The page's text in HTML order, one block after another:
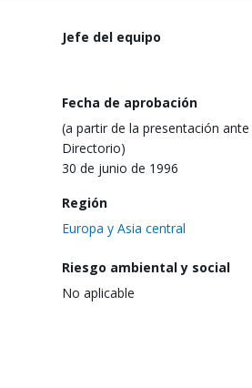
Jefe del equipo
Fecha de aprobación
(a partir de la presentación ante
Directorio)
30 de junio de 1996
Región
Europa y Asia central
Riesgo ambiental y social
No aplicable